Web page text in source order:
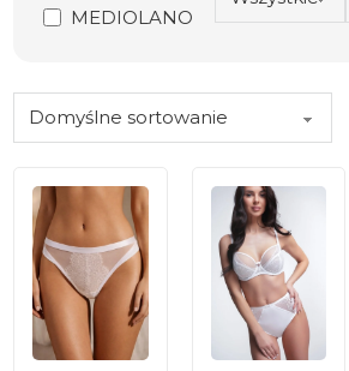
MEDIOLANO